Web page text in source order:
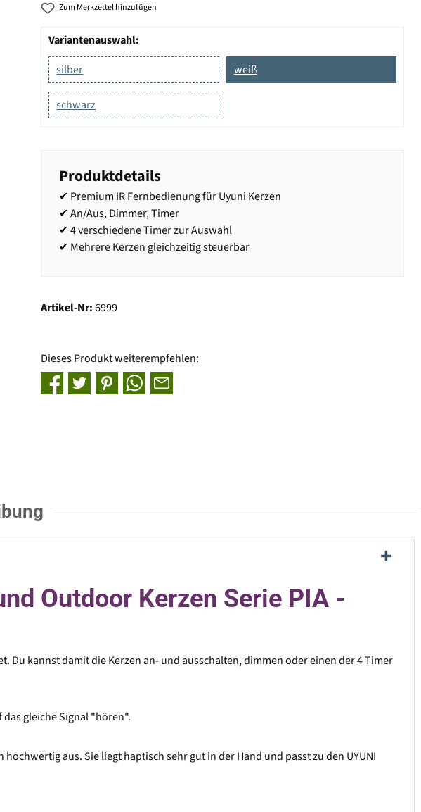
Zum Merkzettel hinzufügen
Variantenauswahl:
silber
weiß
schwarz
Produktdetails
✔ Premium IR Fernbedienung für Uyuni Kerzen
✔ An/Aus, Dimmer, Timer
✔ 4 verschiedene Timer zur Auswahl
✔ Mehrere Kerzen gleichzeitig steuerbar
Artikel-Nr:6999
Dieses Produkt weiterempfehlen:
Outdoor Kerzen Serie PIA -
Du kannst damit die Kerzen an- und ausschalten, dimmen oder einen der 4 Timer
gleiche Signal "hören".
aus. Sie liegt haptisch sehr gut in der Hand und passt zu den UYUNI